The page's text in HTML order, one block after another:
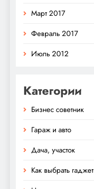
Март 2017
Февраль 2017
Июль 2012
Категории
Бизнес советник
Гараж и авто
Дача, участок
Как выбрать гаджет